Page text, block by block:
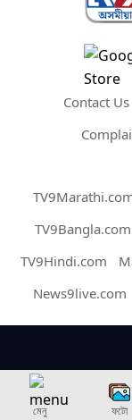
Contact Us
TV9Bangla.com
TV9Hindi.com
News9live.com
মেনু ফটো